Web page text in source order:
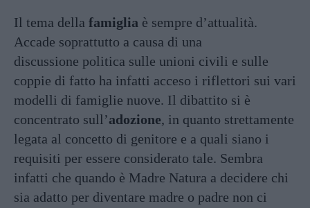
Il tema della famiglia è sempre d’attualità.
Accade soprattutto a causa di una
discussione politica sulle unioni civili e sulle
coppie di fatto ha infatti acceso i riflettori sui vari
modelli di famiglie nuove. Il dibattito si è
concentrato sull’adozione, in quanto strettamente
legata al concetto di genitore e a quali siano i
requisiti per essere considerato tale. Sembra
infatti che quando è Madre Natura a decidere chi
sia adatto per diventare madre o padre non ci